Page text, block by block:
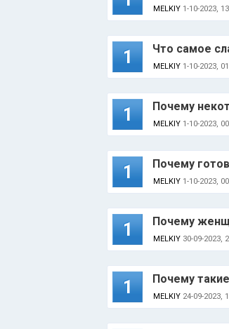
MELKIY 1-10-2023,
1 Что самое
MELKIY 1-10-2023,
1 Почему
MELKIY 1-10-2023,
1 Почему
MELKIY 1-10-2023,
1 Почему
MELKIY 30-09-2023,
1 Почему
MELKIY 24-09-2023,